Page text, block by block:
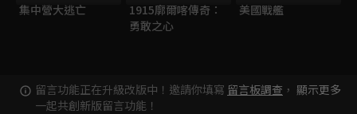
集中營大逃亡
1915廓爾喀傳奇：
勇敢之心
美國戰艦
留言功能正在升級改版中！邀請你填寫 留言板調查 ，
一起共創新版留言功能！
顯示更多